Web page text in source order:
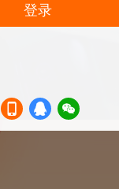
登录
机登
登录
信登